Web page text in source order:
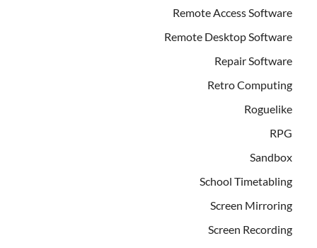
Remote Access Software
Remote Desktop Software
Repair Software
Retro Computing
Roguelike
RPG
Sandbox
School Timetabling
Screen Mirroring
Screen Recording